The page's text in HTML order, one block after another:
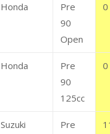
Honda
Pre
90
Open
0
Honda
Pre
90
125cc
0
Suzuki
Pre